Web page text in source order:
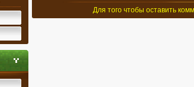
Для того чтобы оставить